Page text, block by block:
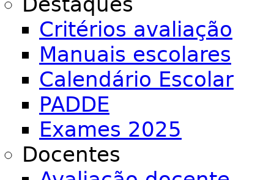
Critérios avaliação
Manuais escolares
Calendário Escolar
PADDE
Exames 2025
Docentes